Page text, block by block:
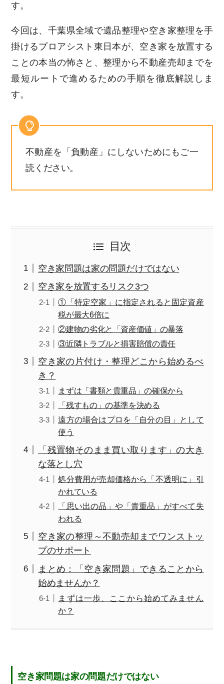
す。
今回は、千葉県全域で遺品整理や空き家整理を手
掛けるプロアシスト東日本が、空き家を放置する
ことの本当の怖さと、整理から不動産売却までを
最短ルートで進めるための手順を徹底解説しま
す。
不動産を「負動産」にしないためにもご一
読ください。
目次
空き家問題は家の問題だけではない
空き家を放置するリスク3つ
①「特定空家」に指定されると固定資産
税が最大6倍に
②建物の劣化と「資産価値」の暴落
③近隣トラブルと損害賠償の責任
空き家の片付け・整理どこから始めるべ
き？
まずは「書類と貴重品」の確保から
「残すもの」の基準を決める
遠方の場合はプロを「自分の目」として
使う
「残置物そのまま買い取ります」の大き
な落とし穴
処分費用が売却価格から「不透明に」引
かれている
「思い出の品」や「貴重品」がすべて失
われる
空き家の整理～不動売却までワンストッ
プのサポート
まとめ：「空き家問題」できることから
始めませんか？
まずは一歩、ここから始めてみません
か？
空き家問題は家の問題だけではない